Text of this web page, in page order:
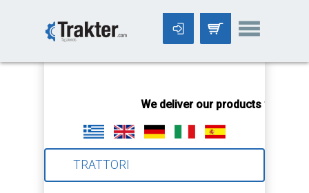
We deliver our products
TRATTORI